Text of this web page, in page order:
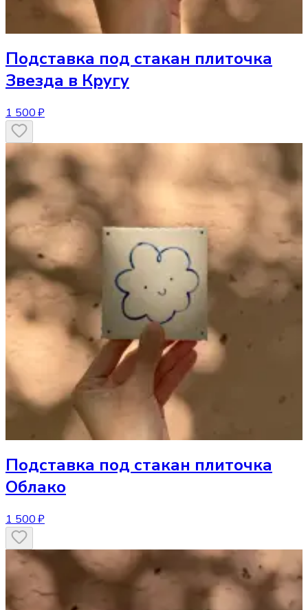
Подставка под стакан плиточка
Звезда в Кругу
1 500 ₽
Подставка под стакан плиточка
Облако
1 500 ₽